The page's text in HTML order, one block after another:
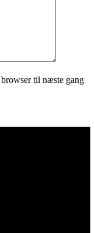
til næste gang